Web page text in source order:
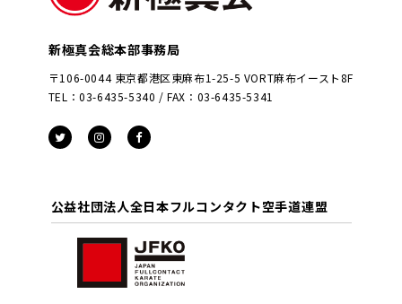
新極真会総本部事務局
〒106-0044 東京都港区東麻布1-25-5 VORT麻布イースト8F
TEL：03-6435-5340 / FAX：03-6435-5341
公益社団法人全日本フルコンタクト空手道連盟